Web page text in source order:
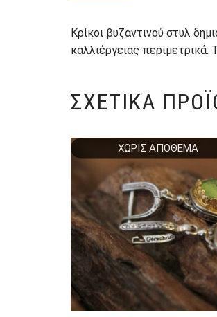
Κρίκοι βυζαντινού στυλ
καλλιέργειας
ΣΧΕΤΙΚΆ
ΧΩΡΊΣ ΑΠΌΘΕΜΑ